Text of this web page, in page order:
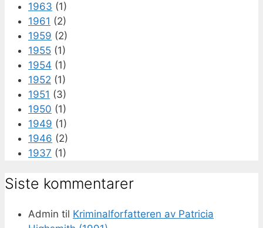
1963 (1)
1961 (2)
1959 (2)
1955 (1)
1954 (1)
1952 (1)
1951 (3)
1950 (1)
1949 (1)
1946 (2)
1937 (1)
Siste kommentarer
Admin til Kriminalforfatteren av Patricia